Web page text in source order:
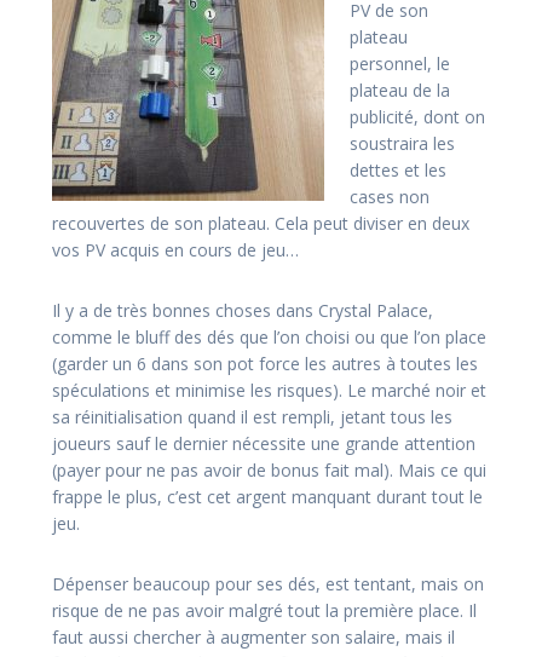
PV de son
plateau
personnel, le
plateau de la
publicité, dont on
soustraira les
dettes et les
cases non
recouvertes de son plateau. Cela peut diviser en deux
vos PV acquis en cours de jeu…
Il y a de très bonnes choses dans Crystal Palace,
comme le bluff des dés que l’on choisi ou que l’on place
(garder un 6 dans son pot force les autres à toutes les
spéculations et minimise les risques). Le marché noir et
sa réinitialisation quand il est rempli, jetant tous les
joueurs sauf le dernier nécessite une grande attention
(payer pour ne pas avoir de bonus fait mal). Mais ce qui
frappe le plus, c’est cet argent manquant durant tout le
jeu.
Dépenser beaucoup pour ses dés, est tentant, mais on
risque de ne pas avoir malgré tout la première place. Il
faut aussi chercher à augmenter son salaire, mais il